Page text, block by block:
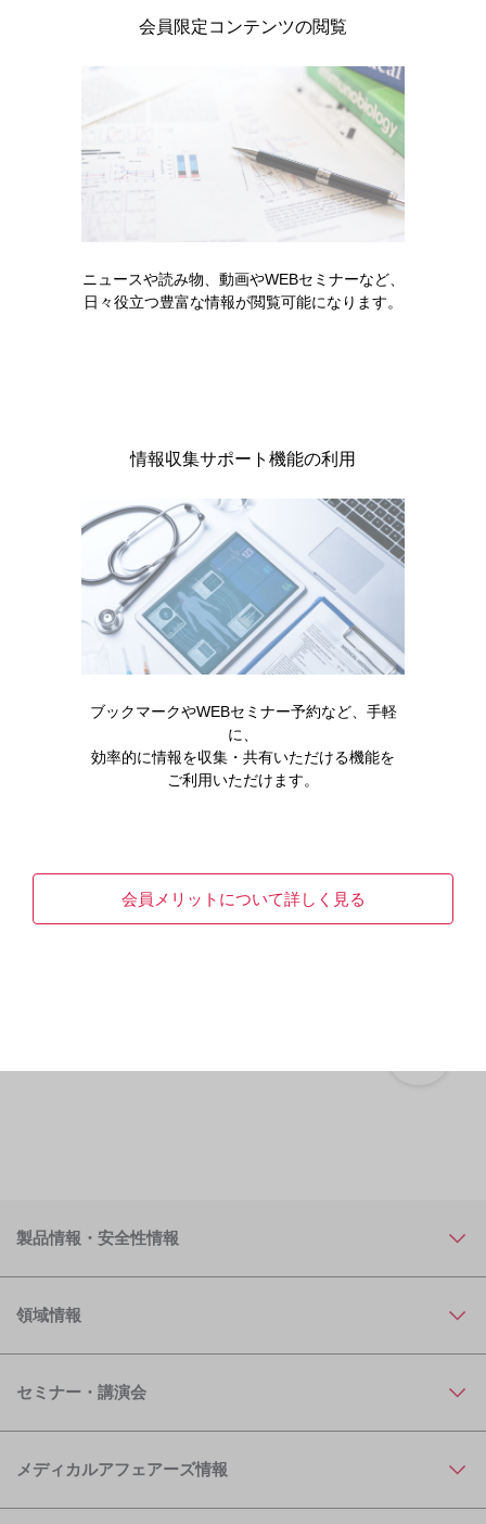
パドセブによる治療を受ける患者
さんとご家族へ（2024年9月）
パドセブ点滴静注用20mg・30mg
製品名・キーワードから探す
コード一覧
販売中止・移管一覧
キーワードで情報を探す
製品情報・安全性情報
領域情報
セミナー・講演会
メディカルアフェアーズ情報
会員限定コンテンツの閲覧
ニュースや読み物、動画やWEBセミナーなど、
日々役立つ豊富な情報が閲覧可能になります。
情報収集サポート機能の利用
ブックマークやWEBセミナー予約など、手軽
に、
効率的に情報を収集・共有いただける機能を
ご利用いただけます。
会員メリットについて詳しく見る